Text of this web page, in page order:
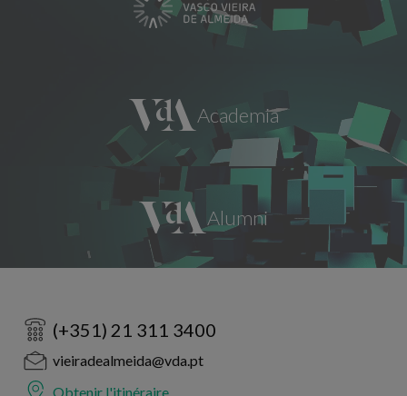
(+351) 21 311 3400
vieiradealmeida@vda.pt
Obtenir l'itinéraire